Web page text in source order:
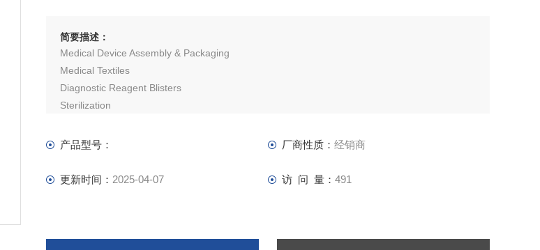
简要描述：
Medical Device Assembly & Packaging
Medical Textiles
Diagnostic Reagent Blisters
Sterilization
产品型号： 厂商性质： 经销商
更新时间： 2025-04-07 访 问 量： 491